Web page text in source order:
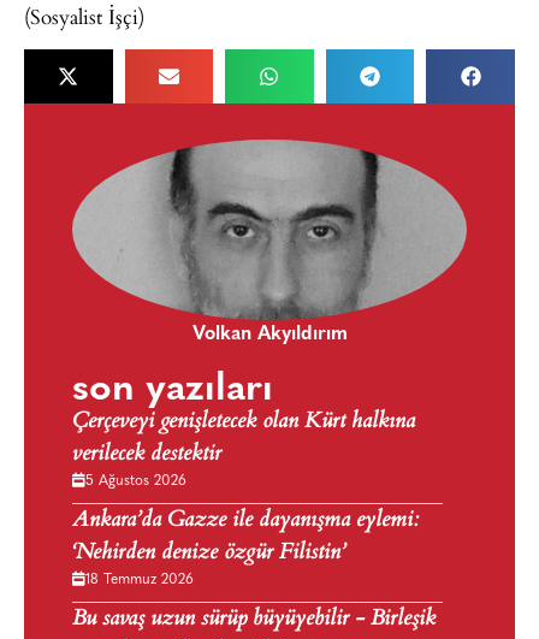
(Sosyalist İşçi)
Volkan Akyıldırım
son yazıları
Çerçeveyi genişletecek olan Kürt halkına
verilecek destektir
5 Ağustos 2026
Ankara’da Gazze ile dayanışma eylemi:
‘Nehirden denize özgür Filistin’
18 Temmuz 2026
Bu savaş uzun sürüp büyüyebilir - Birleşik